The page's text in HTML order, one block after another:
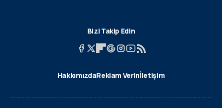
Bizi Takip Edin
HakkımızdaReklam Verinİletişim